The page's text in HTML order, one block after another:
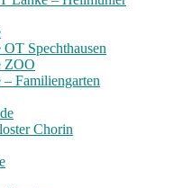
Spechthausen
ZOO
Familiengarten
Chorin